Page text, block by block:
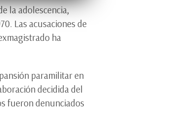
la adolescencia,
Las acusaciones de
ha
paramilitar en
decidida del
fueron denunciados